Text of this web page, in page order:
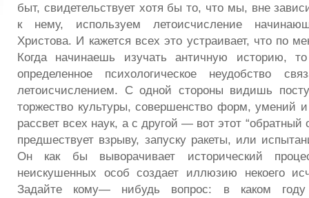
быт, свидетельствует хотя бы то, что мы, вне
к нему, используем летоисчисление
Христова. И кажется всех это устраивает, что по
Когда начинаешь изучать античную историю,
определенное психологическое неудобство
летоисчислением. С одной стороны видишь
торжество культуры, совершенство форм, умений
рассвет всех наук, а с другой — вот этот “обратный
предшествует взрыву, запуску ракеты, или
Он как бы выворачивает исторический
неискушенных особ создает иллюзию некоего
Задайте кому— нибудь вопрос: в каком году